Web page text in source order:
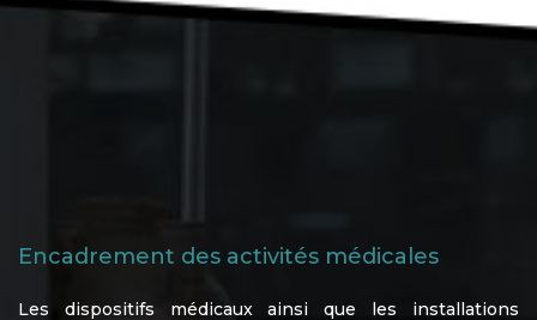
Encadrement des activités médicales
Les dispositifs médicaux ainsi que les installations